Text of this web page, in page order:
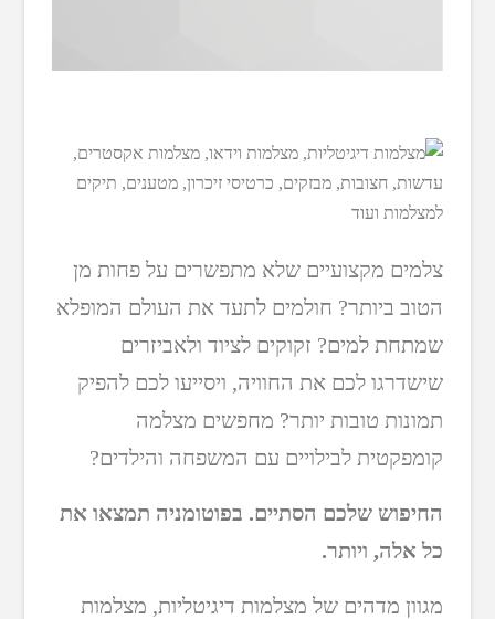
צלמים מקצועיים שלא מתפשרים על פחות מן
הטוב ביותר? חולמים לתעד את העולם המופלא
שמתחת למים? זקוקים לציוד ולאביזרים
שישדרגו לכם את החוויה, ויסייעו לכם להפיק
תמונות טובות יותר? מחפשים מצלמה
קומפקטית לבילויים עם המשפחה והילדים?
החיפוש שלכם הסתיים. בפוטומניה תמצאו את
כל אלה, ויותר.
מגוון מדהים של מצלמות דיגיטליות, מצלמות